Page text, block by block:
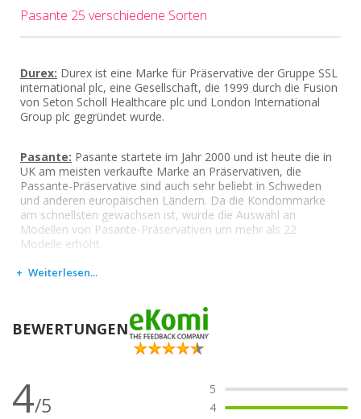
Pasante 25 verschiedene Sorten
Durex: Durex ist eine Marke für Präservative der Gruppe SSL
international plc, eine Gesellschaft, die 1999 durch die Fusion
von Seton Scholl Healthcare plc und London International
Group plc gegründet wurde.
Pasante: Pasante startete im Jahr 2000 und ist heute die in
UK am meisten verkaufte Marke an Präservativen, die
Passante-Präservative sind auch sehr beliebt in Schweden
und anderen europäischen Ländern. Da die Kondommarke
am schnellsten gewachsen ist, wurde die Auswahl an
Modellen von Pasante-Präservativen um mehr als 22
Modelle erhöht.
2 x Durex Extra Safe:Leicht dicker und extra feucht. Für
einen maximalen Schutz. Sie wollen besser geschützt und
Die Präservative Durex Elite sind extra
dünn und extra feucht für ein Maximum an Sinnlichkeit.
2 x Durex Pleasuremax
: Die Präservative Durex
Weiterlesen...
BEWERTUNGEN
4/5
5
4